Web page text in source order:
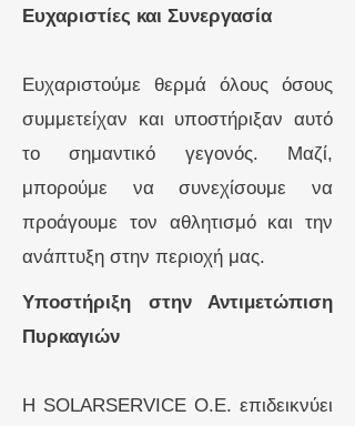
Ευχαριστίες και Συνεργασία
Ευχαριστούμε θερμά όλους όσους
συμμετείχαν και υποστήριξαν αυτό
το σημαντικό γεγονός. Μαζί,
μπορούμε να συνεχίσουμε να
προάγουμε τον αθλητισμό και την
ανάπτυξη στην περιοχή μας.
Υποστήριξη στην Αντιμετώπιση
Πυρκαγιών
Η SOLARSERVICE O.E. επιδεικνύει